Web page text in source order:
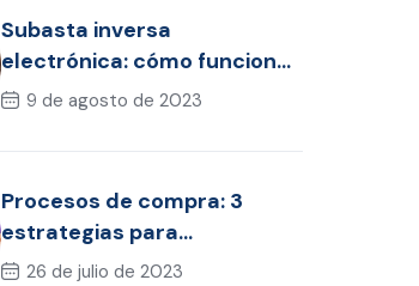
Subasta inversa
electrónica: cómo funciona
y en qué beneficia a su
9 de agosto de 2023
Procesos de compra: 3
estrategias para
optimizarlos
26 de julio de 2023